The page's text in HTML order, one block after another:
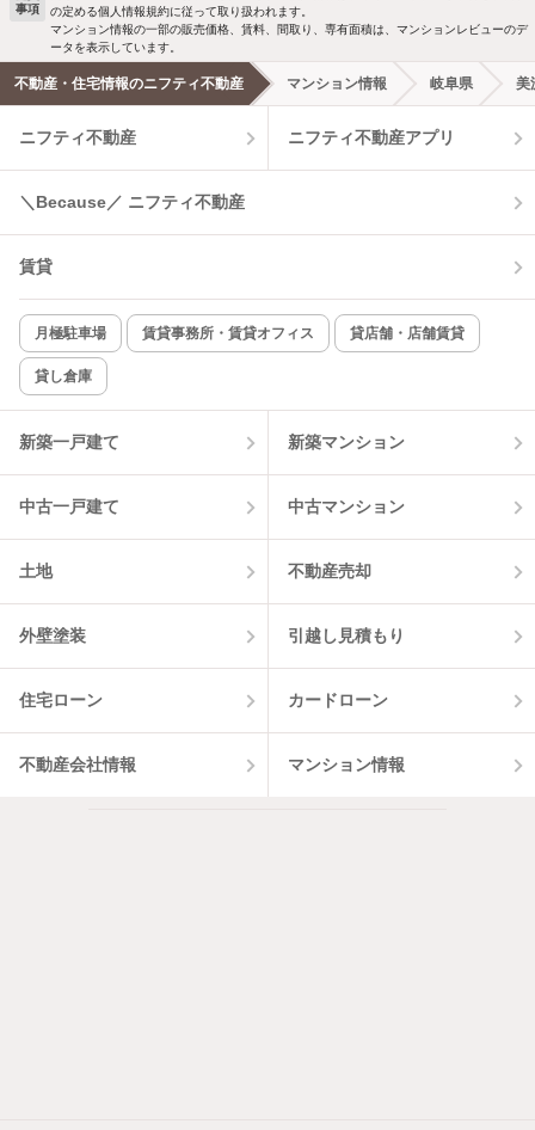
事項
の定める個人情報規約に従って取り扱われます。
マンション情報の一部の販売価格、賃料、間取り、専有面積は、マンションレビューのデ
ータを表示しています。
不動産・住宅情報のニフティ不動産 マンション情報 岐阜県 美
ニフティ不動産 ニフティ不動産アプリ
＼Because／ ニフティ不動産
賃貸
月極駐車場 賃貸事務所・賃貸オフィス 貸店舗・店舗賃貸
貸し倉庫
新築一戸建て 新築マンション
中古一戸建て 中古マンション
土地 不動産売却
外壁塗装 引越し見積もり
住宅ローン カードローン
不動産会社情報 マンション情報